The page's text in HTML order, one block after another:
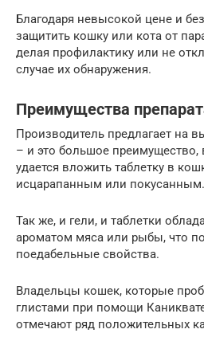
Благодаря невысокой цене и
защитить кошку или кота от
делая профилактику или не
случае их обнаружения.
Преимущества
Производитель предлагает на
– и это большое преимущество,
удается вложить таблетку в
исцарапанным или покусанным.
Так же, и гели, и таблетки
ароматом мяса или рыбы, что
поедабельные свойства.
Владельцы кошек, которые
глистами при помощи
отмечают ряд положительных